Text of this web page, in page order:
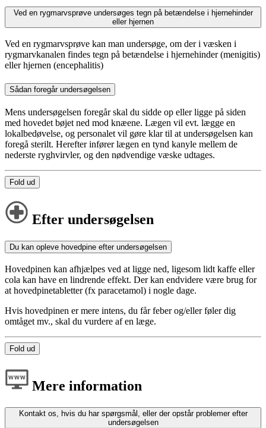
Ved en rygmarvsprøve undersøges tegn på betændelse i hjernehinder
eller hjernen
Ved en rygmarvsprøve kan man undersøge, om der i væsken i
rygmarvkanalen findes tegn på betændelse i hjernehinder (menigitis)
eller hjernen (encephalitis)
Sådan foregår undersøgelsen
Mens undersøgelsen foregår skal du sidde op eller ligge på siden
med hovedet bøjet ned mod knæene. Lægen vil evt. lægge en
lokalbedøvelse, og personalet vil gøre klar til at undersøgelsen kan
foregå sterilt. Herefter infører lægen en tynd kanyle mellem de
nederste ryghvirvler, og den nødvendige væske udtages.
Fold ud
Efter undersøgelsen
Du kan opleve hovedpine efter undersøgelsen
Hovedpinen kan afhjælpes ved at ligge ned, ligesom lidt kaffe eller
cola kan have en lindrende effekt. Der kan endvidere være brug for
at hovedpinetabletter (fx paracetamol) i nogle dage.
Hvis hovedpinen er mere intens, du får feber og/eller føler dig
omtåget mv., skal du vurdere af en læge.
Fold ud
Mere information
Kontakt os, hvis du har spørgsmål, eller der opstår problemer efter
undersøgelsen